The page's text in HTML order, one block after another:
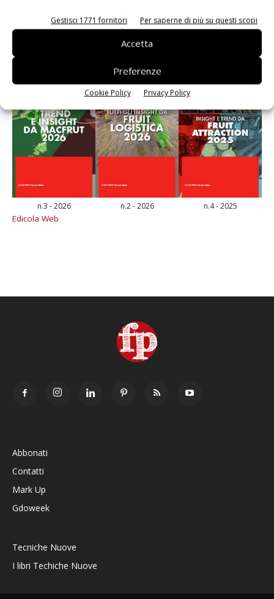
Gestisci 1771 fornitori Per saperne di più su questi scopi
Accetta
Preferenze
Cookie Policy Privacy Policy
n.3 - 2026 n.2 - 2026 n.4 - 2025
Edicola Web
Abbonati
Contatti
Mark Up
Gdoweek
Tecniche Nuove
I libri Techiche Nuove